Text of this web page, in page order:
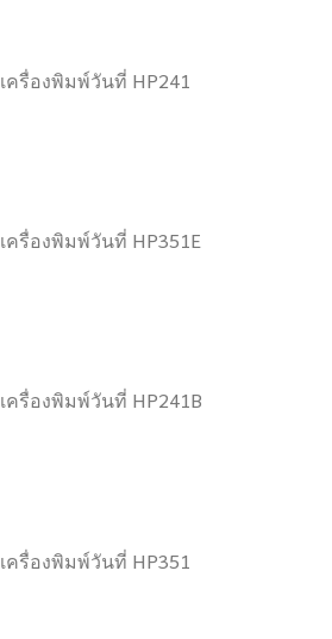
เครื่องพิมพ์วันที่ HP241
เครื่องพิมพ์วันที่ HP351E
เครื่องพิมพ์วันที่ HP241B
เครื่องพิมพ์วันที่ HP351